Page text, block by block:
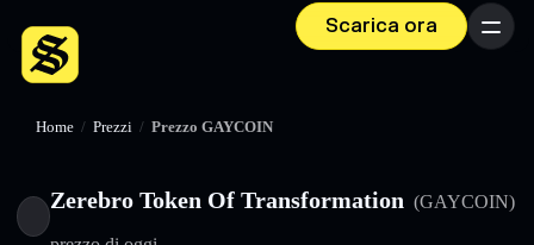
Scarica ora Menu
Home / Prezzi / Prezzo GAYCOIN
Zerebro Token Of Transformation (GAYCOIN)